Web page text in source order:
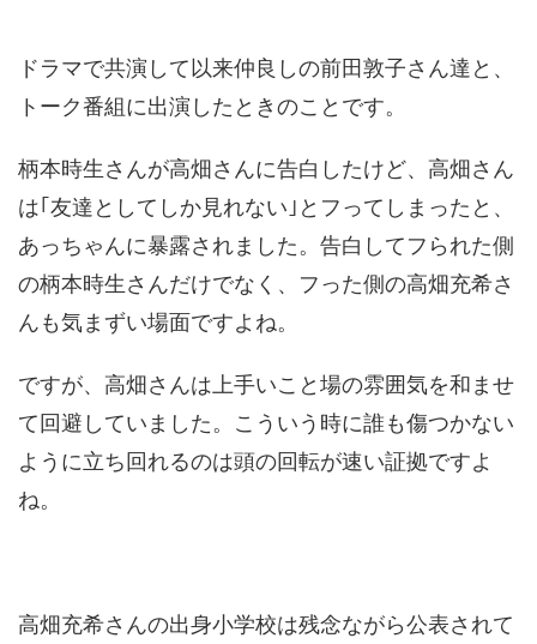
ドラマで共演して以来仲良しの前田敦子さん達と、
トーク番組に出演したときのことです。
柄本時生さんが高畑さんに告白したけど、高畑さん
は｢友達としてしか見れない｣とフってしまったと、
あっちゃんに暴露されました。告白してフられた側
の柄本時生さんだけでなく、フった側の高畑充希さ
んも気まずい場面ですよね。
ですが、高畑さんは上手いこと場の雰囲気を和ませ
て回避していました。こういう時に誰も傷つかない
ように立ち回れるのは頭の回転が速い証拠ですよ
ね。
高畑充希さんの出身小学校は残念ながら公表されて